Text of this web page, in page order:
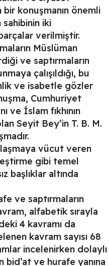
konuşmanın önemli
iki
verilmiştir.
Müslüman
ve saptırmaların
çalışıldığı, bu
ve isabetle gözler
Cumhuriyet
ve İslam fıkhının
Seyit Bey’in T. B. M.
vücut veren
gibi temel
başlıklar altında
ve saptırmaların
alfabetik sırayla
4 kavramı da
kavram sayısı 68
incelenirken dolaylı
ve hurafe yanına